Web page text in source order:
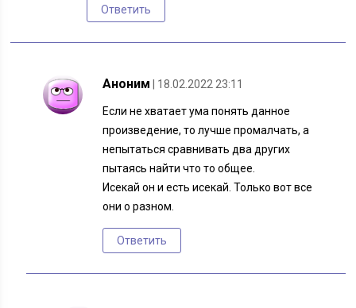
Ответить
Аноним | 18.02.2022 23:11
Если не хватает ума понять данное
произведение, то лучше промалчать, а
непытаться сравнивать два других
пытаясь найти что то общее.
Исекай он и есть исекай. Только вот все
они о разном.
Ответить